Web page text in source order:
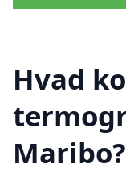
Hvad
Maribo?